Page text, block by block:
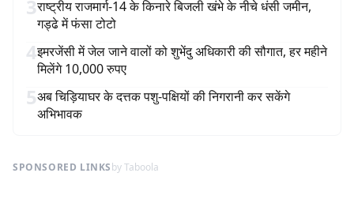
3राष्ट्रीय राजमार्ग-14 के किनारे बिजली खंभे के नीचे धंसी जमीन,
गड्ढे में फंसा टोटो
4इमरजेंसी में जेल जाने वालों को शुभेंदु अधिकारी की सौगात, हर महीने
मिलेंगे 10,000 रुपए
5अब चिड़ियाघर के दत्तक पशु-पक्षियों की निगरानी कर सकेंगे
अभिभावक
SPONSORED LINKSby Taboola